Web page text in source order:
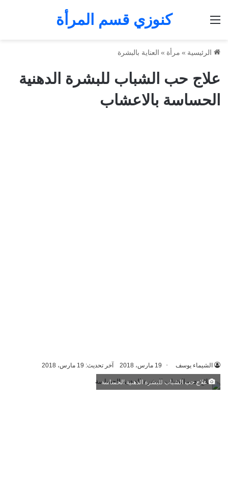
كنوزي قسم المرأة
الرئيسية » مرأة » العناية بالبشرة
علاج حب الشباب للبشرة الدهنية
الحساسة بالاعشاب
الشيماء يوسف 19 مارس، 2018 آخر تحديث: 19 مارس، 2018
علاج حب الشباب للبشرة الدهنية الحساسة